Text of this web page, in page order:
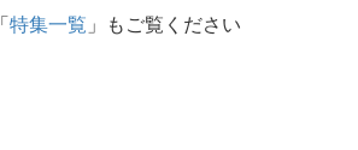
特集一覧 」もご覧ください